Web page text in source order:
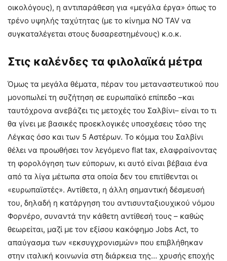
οικολόγους), η αντιπαράθεση για «μεγάλα έργα» όπως το
τρένο υψηλής ταχύτητας (με το κίνημα NO TAV να
συγκαταλέγεται στους δυσαρεστημένους) κ.ο.κ.
Στις καλένδες τα φιλολαϊκά μέτρα
Όμως τα μεγάλα θέματα, πέραν του μεταναστευτικού που
μονοπωλεί τη συζήτηση σε ευρωπαϊκό επίπεδο –και
ταυτόχρονα ανεβάζει τις μετοχές του Σαλβίνι– είναι το τι
θα γίνει με βασικές προεκλογικές υποσχέσεις τόσο της
Λέγκας όσο και των 5 Αστέρων. Το κόμμα του Σαλβίνι
θέλει να προωθήσει τον λεγόμενο flat tax, ελαφραίνοντας
τη φορολόγηση των εύπορων, κι αυτό είναι βέβαια ένα
από τα λίγα μέτωπα στα οποία δεν του επιτίθενται οι
«ευρωπαϊστές». Αντίθετα, η άλλη σημαντική δέσμευσή
του, δηλαδή η κατάργηση του αντισυνταξιουχικού νόμου
Φορνέρο, συναντά την κάθετη αντίθεσή τους – καθώς
θεωρείται, μαζί με τον εξίσου κακόφημο Jobs Act, το
απαύγασμα των «εκσυγχρονισμών» που επιβλήθηκαν
στην ιταλική κοινωνία στη διάρκεια της… χρυσής εποχής